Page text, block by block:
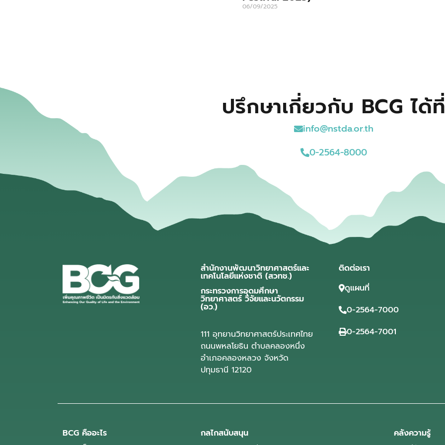
06/09/2025
ปรึกษาเกี่ยวกับ BCG ได้ที่
info@nstda.or.th
0-2564-8000
สำนักงานพัฒนาวิทยาศาสตร์และ
เทคโนโลยีแห่งชาติ (สวทช.)
กระทรวงการอุดมศึกษา
วิทยาศาสตร์ วิจัยและนวัตกรรม
(อว.)
111 อุทยานวิทยาศาสตร์ประเทศไทย
ถนนพหลโยธิน ตำบลคลองหนึ่ง
อำเภอคลองหลวง จังหวัด
ปทุมธานี 12120
ติดต่อเรา
ดูแผนที่
0-2564-7000
0-2564-7001
BCG คืออะไร
กลไกสนับสนุน
คลังความรู้